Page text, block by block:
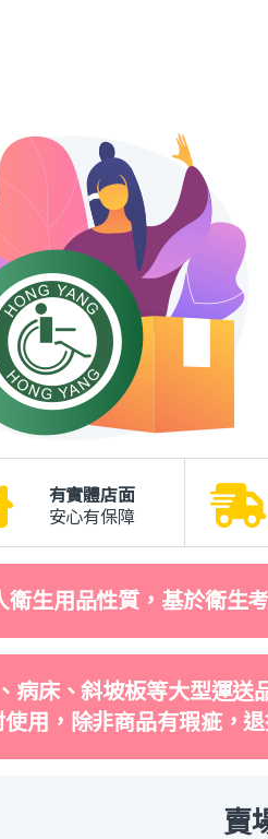
有實體店面
安心有保障
衛生用品性質，基於衛生
病床、斜坡板等大型運
用，除非商品有瑕疵，
賣